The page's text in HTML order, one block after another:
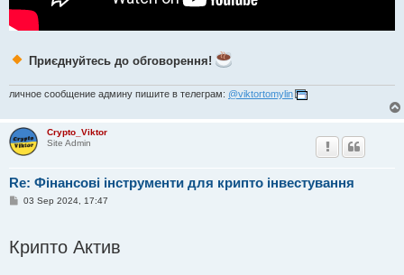
Приєднуйтесь до обговорення!
личное сообщение админу пишите в телеграм: @viktortomylin
Crypto_Viktor
Site Admin
Re: Фінансові інструменти для крипто інвестування
P03 Sep 2024, 17:47
Крипто Актив